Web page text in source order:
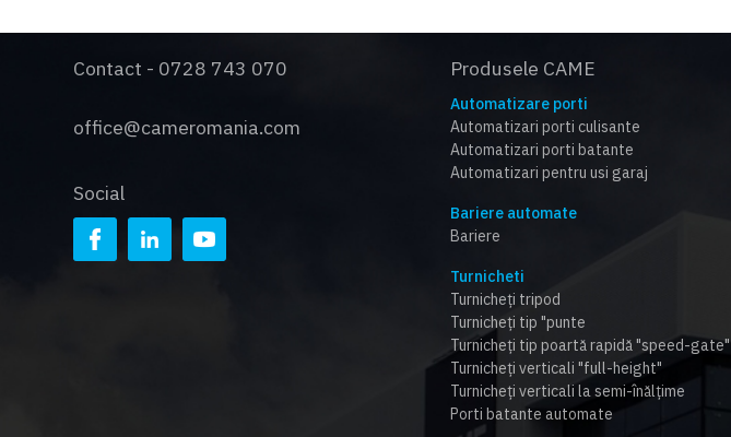
Contact - 0728 743 070
office@cameromania.com
Social
Produsele CAME
Automatizare porti
Automatizari porti culisante
Automatizari porti batante
Automatizari pentru usi garaj
Bariere automate
Bariere
Turnicheti
Turnicheți tripod
Turnicheți tip "punte
Turnicheți tip poartă rapidă "speed-gate"
Turnicheți verticali "full-height"
Turnicheți verticali la semi-înălțime
Porti batante automate